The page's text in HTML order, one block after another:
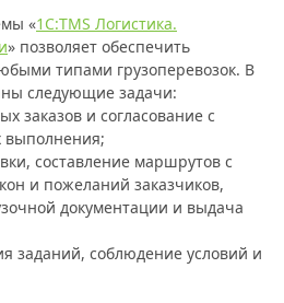
«1С:TMS Логистика.
» позволяет обеспечить
типами грузоперевозок. В
следующие задачи:
заказов и согласование с
выполнения;
составление маршрутов с
и пожеланий заказчиков,
документации и выдача
заданий, соблюдение условий и